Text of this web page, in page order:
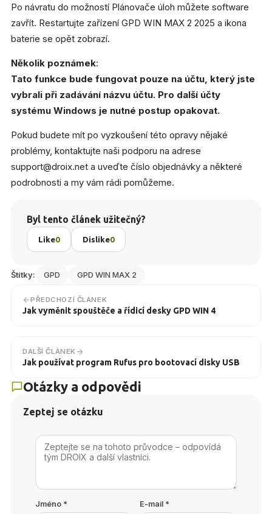
Po návratu do možností Plánovače úloh můžete software
zavřít. Restartujte zařízení GPD WIN MAX 2 2025 a ikona
baterie se opět zobrazí.
Několik poznámek:
Tato funkce bude fungovat pouze na účtu, který jste
vybrali při zadávání názvu účtu. Pro další účty
systému Windows je nutné postup opakovat.
Pokud budete mít po vyzkoušení této opravy nějaké
problémy, kontaktujte naši podporu na adrese
support@droix.net a uveďte číslo objednávky a některé
podrobnosti a my vám rádi pomůžeme.
Byl tento článek užitečný?
Like0 Dislike0
Štítky: GPD GPD WIN MAX 2
PŘEDCHOZÍ ČLÁNEK
Jak vyměnit spouštěče a řídicí desky GPD WIN 4
DALŠÍ ČLÁNEK
Jak používat program Rufus pro bootovací disky USB
Otázky a odpovědi
Zeptej se otázku
Jméno * E-mail *